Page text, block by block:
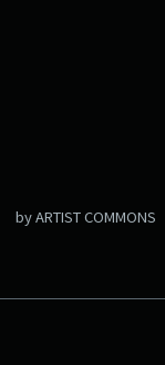
by ARTIST COMMONS